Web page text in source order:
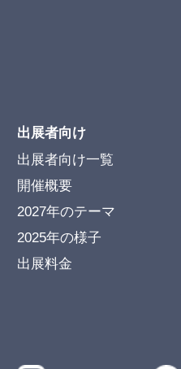
出展者向け
出展者向け一覧
開催概要
2027年のテーマ
2025年の様子
出展料金